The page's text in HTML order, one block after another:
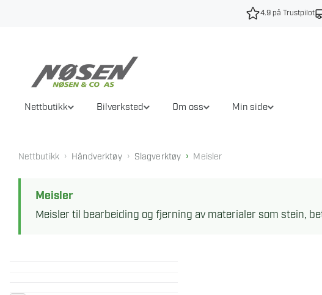
4.9 på Trustpilot
Nettbutikk Bilverksted Om oss Min side
Nettbutikk › Håndverktøy › Slagverktøy › Meisler
Meisler
Meisler til bearbeiding og fjerning av materialer som stein,